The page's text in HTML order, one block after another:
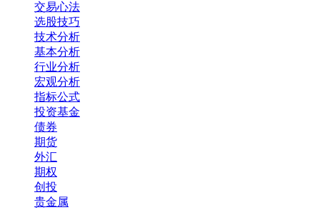
交易心法
选股技巧
技术分析
基本分析
行业分析
宏观分析
指标公式
投资基金
债券
期货
外汇
期权
创投
贵金属